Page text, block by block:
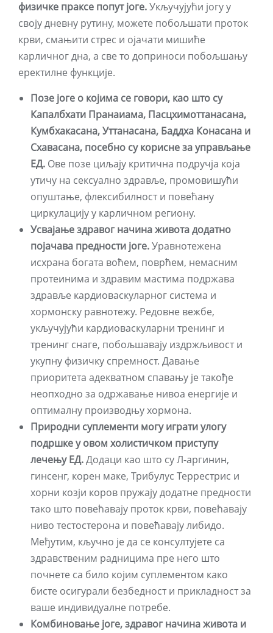
физичке праксе попут јоге.Укључујући јогу у
своју дневну рутину, можете побољшати проток
крви, смањити стрес и ојачати мишиће
карличног дна, а све то доприноси побољшању
еректилне функције.
Позе јоге о којима се говори, као што су
Капалбхати Пранаиама, Пасцхимоттанасана,
Кумбхакасана, Уттанасана, Баддха Конасана и
Схавасана, посебно су корисне за управљање
ЕД. Ове позе циљају критична подручја која
утичу на сексуално здравље, промовишући
опуштање, флексибилност и повећану
циркулацију у карличном региону.
Усвајање здравог начина живота додатно
појачава предности јоге.Уравнотежена
исхрана богата воћем, поврћем, немасним
протеинима и здравим мастима подржава
здравље кардиоваскуларног система и
хормонску равнотежу. Редовне вежбе,
укључујући кардиоваскуларни тренинг и
тренинг снаге, побољшавају издржљивост и
укупну физичку спремност. Давање
приоритета адекватном спавању је такође
неопходно за одржавање нивоа енергије и
оптималну производњу хормона.
Природни суплементи могу играти улогу
подршке у овом холистичком приступу
лечењу ЕД.Додаци као што су Л-аргинин,
гинсенг, корен маке, Трибулус Террестрис и
хорни козји коров пружају додатне предности
тако што повећавају проток крви, повећавају
ниво тестостерона и повећавају либидо.
Међутим, кључно је да се консултујете са
здравственим радницима пре него што
почнете са било којим суплементом како
бисте осигурали безбедност и прикладност за
ваше индивидуалне потребе.
Комбиновање јоге, здравог начина живота и